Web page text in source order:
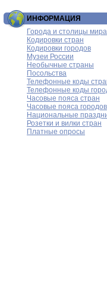
ИНФОРМАЦИЯ
Города и столицы мира
Кодировки стран
Кодировки городов
Музеи России
Необычные страны
Посольства
Телефонные коды
Телефонные коды
Часовые пояса стран
Часовые пояса городов
Национальные
Розетки и вилки стран
Платные опросы